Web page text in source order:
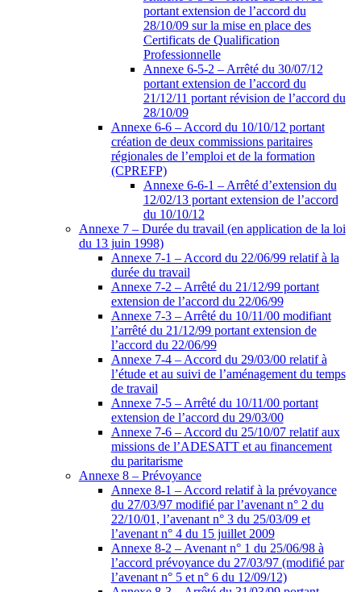
portant extension de l’accord du
28/10/09 sur la mise en place des
Certificats de Qualification
Professionnelle
Annexe 6-5-2 – Arrêté du 30/07/12
portant extension de l’accord du
21/12/11 portant révision de l’accord du
28/10/09
Annexe 6-6 – Accord du 10/10/12 portant
création de deux commissions paritaires
régionales de l’emploi et de la formation
(CPREFP)
Annexe 6-6-1 – Arrêté d’extension du
12/02/13 portant extension de l’accord
du 10/10/12
Annexe 7 – Durée du travail (en application de la loi
du 13 juin 1998)
Annexe 7-1 – Accord du 22/06/99 relatif à la
durée du travail
Annexe 7-2 – Arrêté du 21/12/99 portant
extension de l’accord du 22/06/99
Annexe 7-3 – Arrêté du 10/11/00 modifiant
l’arrêté du 21/12/99 portant extension de
l’accord du 22/06/99
Annexe 7-4 – Accord du 29/03/00 relatif à
l’étude et au suivi de l’aménagement du temps
de travail
Annexe 7-5 – Arrêté du 10/11/00 portant
extension de l’accord du 29/03/00
Annexe 7-6 – Accord du 25/10/07 relatif aux
missions de l’ADESATT et au financement
du paritarisme
Annexe 8 – Prévoyance
Annexe 8-1 – Accord relatif à la prévoyance
du 27/03/97 modifié par l’avenant n° 2 du
22/10/01, l’avenant n° 3 du 25/03/09 et
l’avenant n° 4 du 15 juillet 2009
Annexe 8-2 – Avenant n° 1 du 25/06/98 à
l’accord prévoyance du 27/03/97 (modifié par
l’avenant n° 5 et n° 6 du 12/09/12)